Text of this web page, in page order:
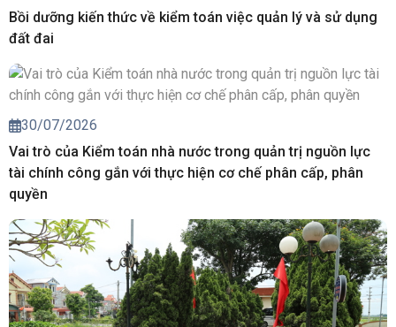
Bồi dưỡng kiến thức về kiểm toán việc quản lý và sử dụng
đất đai
30/07/2026
Vai trò của Kiểm toán nhà nước trong quản trị nguồn lực
tài chính công gắn với thực hiện cơ chế phân cấp, phân
quyền